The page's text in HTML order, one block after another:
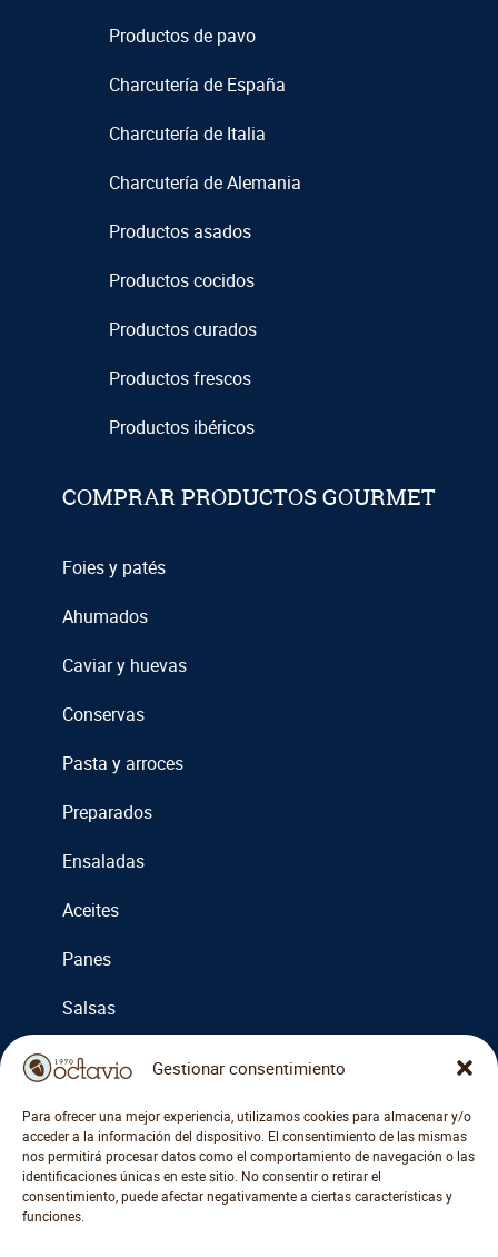
Gestionar consentimiento
Para ofrecer una mejor experiencia, utilizamos cookies para almacenar y/o
acceder a la información del dispositivo. El consentimiento de las mismas
nos permitirá procesar datos como el comportamiento de navegación o las
identificaciones únicas en este sitio. No consentir o retirar el
consentimiento, puede afectar negativamente a ciertas características y
funciones.
Productos de pavo
Charcutería de España
Charcutería de Italia
Charcutería de Alemania
Productos asados
Productos cocidos
Productos curados
Productos frescos
Productos ibéricos
COMPRAR PRODUCTOS GOURMET
Foies y patés
Ahumados
Caviar y huevas
Conservas
Pasta y arroces
Preparados
Ensaladas
Aceites
Panes
Salsas
Cremas
Miel y mermeladas
Otros